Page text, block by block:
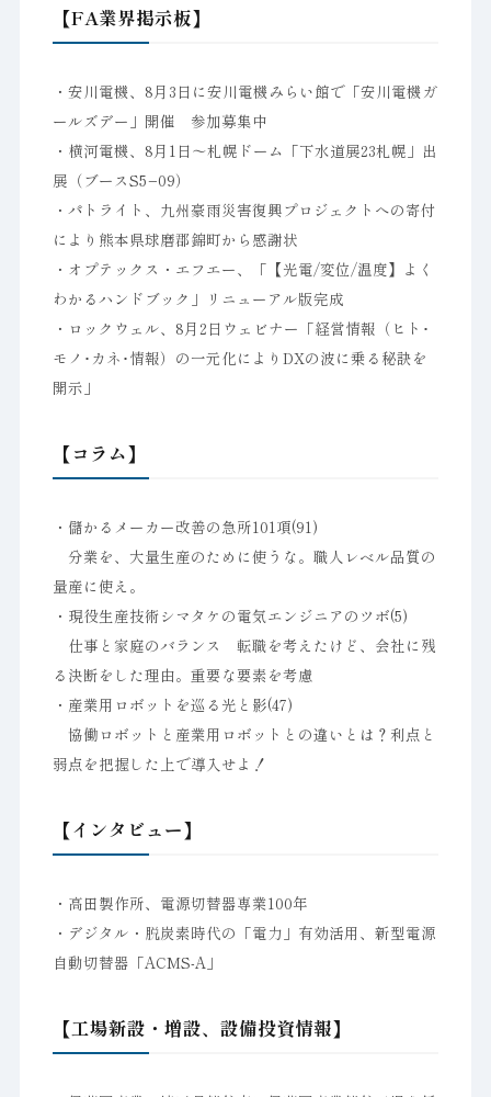
【FA業界掲示板】
・安川電機、8月3日に安川電機みらい館で「安川電機ガ
ールズデー」開催 参加募集中
・横河電機、8月1日〜札幌ドーム「下水道展23札幌」出
展（ブースS5−09）
・パトライト、九州豪雨災害復興プロジェクトへの寄付
により熊本県球磨郡錦町から感謝状
・オプテックス・エフエー、「【光電/変位/温度】よく
わかるハンドブック」リニューアル版完成
・ロックウェル、8月2日ウェビナー「経営情報（ヒト･
モノ･カネ･情報）の一元化によりDXの波に乗る秘訣を
開示」
【コラム】
・儲かるメーカー改善の急所101項(91)
分業を、大量生産のために使うな。職人レベル品質の
量産に使え。
・現役生産技術シマタケの電気エンジニアのツボ(5)
仕事と家庭のバランス 転職を考えたけど、会社に残
る決断をした理由。重要な要素を考慮
・産業用ロボットを巡る光と影(47)
協働ロボットと産業用ロボットとの違いとは？利点と
弱点を把握した上で導入せよ！
【インタビュー】
・高田製作所、電源切替器専業100年
・デジタル・脱炭素時代の「電力」有効活用、新型電源
自動切替器「ACMS-A」
【工場新設・増設、設備投資情報】